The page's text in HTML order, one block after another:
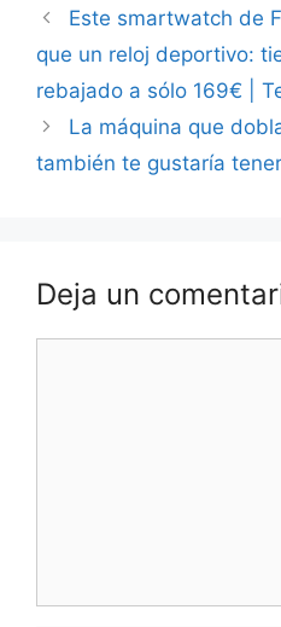
Este smartwatch de
que un reloj deportivo:
rebajado a sólo 169€ |
La máquina que
también te gustaría
Deja un